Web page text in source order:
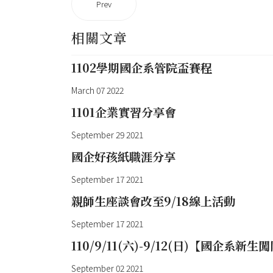
Prev
相關文章
1102學期國企系管院盃賽程
March 07 2022
1101企業實習分享會
September 29 2021
國企好孩紙職涯分享
September 17 2021
親師生座談會改至9/18線上活動
September 17 2021
110/9/11(六)-9/12(日)【國企系新生闖
September 02 2021